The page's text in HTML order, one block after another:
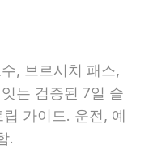
, 브르시치 패스,
는 검증된 7일 슬
가이드. 운전, 예
.